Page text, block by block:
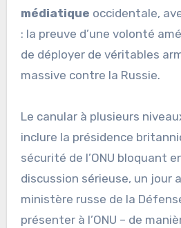
médiatique occidentale,
: la preuve d’une volonté
de déployer de véritables
massive contre la Russie.
Le canular à plusieurs
inclure la présidence
sécurité de l’ONU bloquant
discussion sérieuse, un jour
ministère russe de la
présenter à l’ONU – de